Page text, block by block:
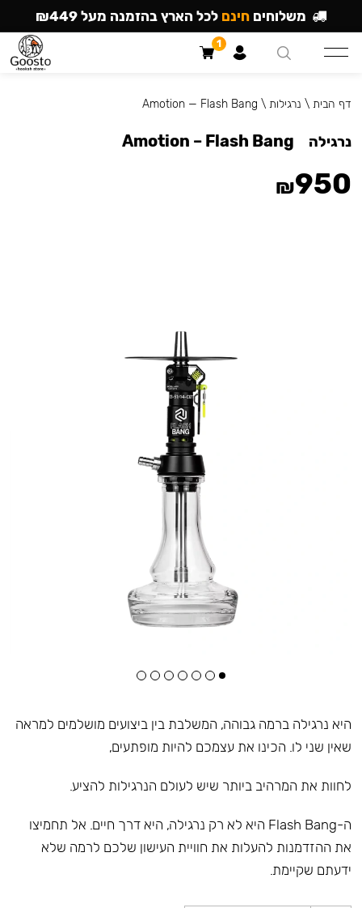
היא נרגילה ברמה גבוהה, המשלבת בין ביצועים מושלמים למראה
שאין שני לו. הכינו את עצמכם להיות מופתעים,
לחוות את המרהיב ביותר שיש לעולם הנרגילות להציע.
ה-Flash Bang היא לא רק נרגילה, היא דרך חיים. אל תחמיצו
את ההזדמנות להעלות את חוויית העישון שלכם לרמה שלא
ידעתם שקיימת.
דף הבית \ נרגילות \
Amotion — Flash Bang
נרגילה Amotion – Flash Bang
₪950
משלוחים חינם לכל הארץ בהזמנה מעל ₪449
1